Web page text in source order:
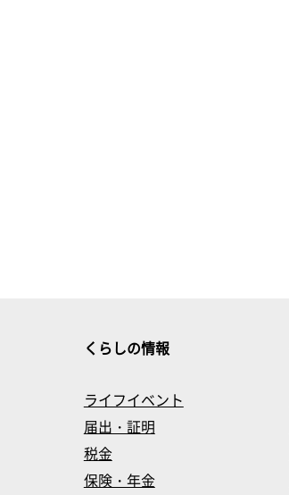
くらしの情報
ライフイベント
届出・証明
税金
保険・年金